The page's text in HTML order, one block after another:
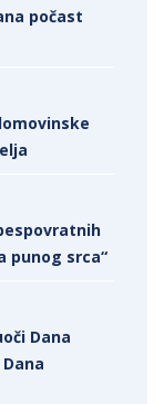
počast
punog srca“
Dana